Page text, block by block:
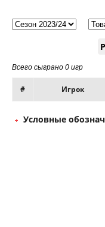
Всего сыграно 0 игр
# Игрок
Условные